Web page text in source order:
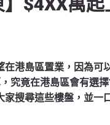
港島區置業，因為可
究竟在港島區會有選
搜尋這些樓盤，並一